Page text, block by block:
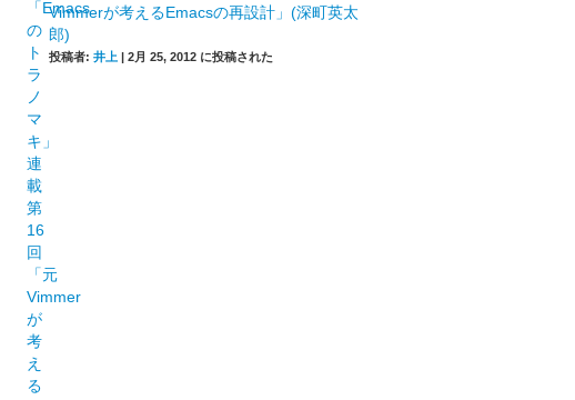
Vimmerが考えるEmacsの再設計」(深町英太
郎)
投稿者:井上 |2月 25, 2012 に投稿された